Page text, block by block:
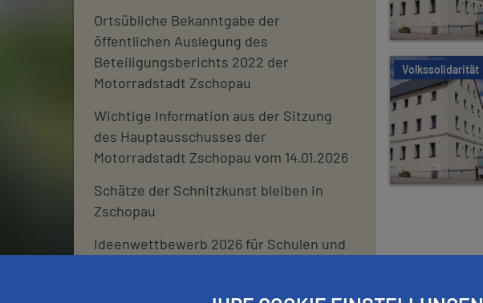
Ortsübliche Bekanntgabe der
öffentlichen Auslegung des
Beteiligungsberichts 2022 der
Motorradstadt Zschopau
Wichtige Information aus der Sitzung
des Hauptausschusses der
Motorradstadt Zschopau vom 14.01.2026
Schätze der Schnitzkunst bleiben in
Zschopau
Ideenwettbewerb 2026 für Schulen und
Stadtjournal 2026: Wir suchen euch
Volkssolidarität
S
I